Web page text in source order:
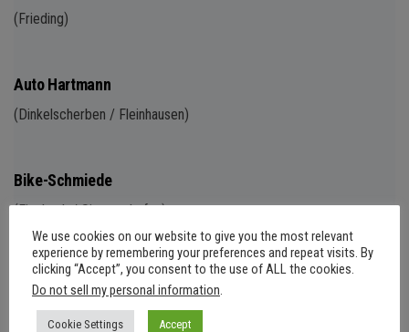
(Frieding)
Auto Hartmann
(Dinkelscherben / Fleinhausen)
Bike-Schmiede
(Fischach / Siegertshofen)
Fahrrad Stadler
We use cookies on our website to give you the most relevant
experience by remembering your preferences and repeat visits. By
clicking “Accept”, you consent to the use of ALL the cookies.
Do not sell my personal information
Cookie Settings Accept